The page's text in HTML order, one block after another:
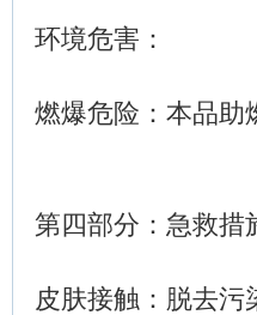
环境危害：
燃爆危险：本品助
第四部分：急救措
皮肤接触：脱去污